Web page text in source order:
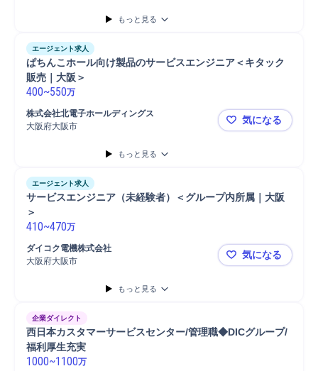
もっと見る
エージェント求人
ぱちんこホール向け製品のサービスエンジニア＜キタック
販売｜大阪＞
400~550万
株式会社北電子ホールディングス
大阪府大阪市
ぱちんこホ
気になる
もっと見る
エージェント求人
サービスエンジニア（未経験者）＜グループ内所属｜大阪
＞
410~470万
ダイコク電機株式会社
大阪府大阪市
サービスエ
気になる
もっと見る
企業ダイレクト
西日本カスタマーサービスセンター/管理職◆DICグループ/
福利厚生充実
1000~1100万